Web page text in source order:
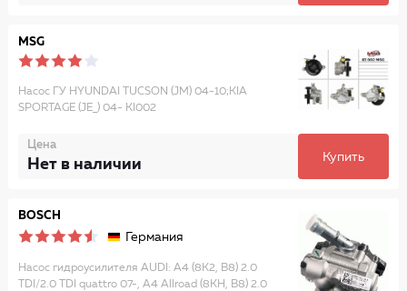
MSG
Насос ГУ HYUNDAI TUCSON (JM) 04-10;KIA
SPORTAGE (JE_) 04- KI002
Цена
Нет в наличии Купить
BOSCH
Германия
Насос гидроусилителя AUDI: A4 (8K2, B8) 2.0
TDI/2.0 TDI quattro 07-, A4 Allroad (8KH, B8) 2.0